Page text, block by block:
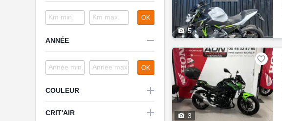
 5
 3

OK
ANNÉE 
OK
COULEUR 
CRIT'AIR 